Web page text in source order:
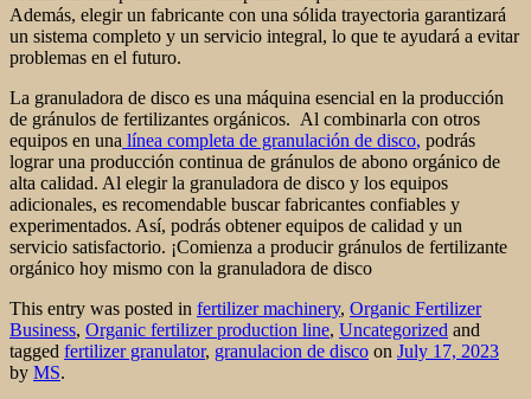
Además, elegir un fabricante con una sólida trayectoria garantizará
un sistema completo y un servicio integral, lo que te ayudará a evitar
problemas en el futuro.
La granuladora de disco es una máquina esencial en la producción
de gránulos de fertilizantes orgánicos. Al combinarla con otros
equipos en una línea completa de granulación de disco, podrás
lograr una producción continua de gránulos de abono orgánico de
alta calidad. Al elegir la granuladora de disco y los equipos
adicionales, es recomendable buscar fabricantes confiables y
experimentados. Así, podrás obtener equipos de calidad y un
servicio satisfactorio. ¡Comienza a producir gránulos de fertilizante
orgánico hoy mismo con la granuladora de disco
This entry was posted in fertilizer machinery, Organic Fertilizer
Business, Organic fertilizer production line, Uncategorized and
tagged fertilizer granulator, granulacion de disco on July 17, 2023
by MS.